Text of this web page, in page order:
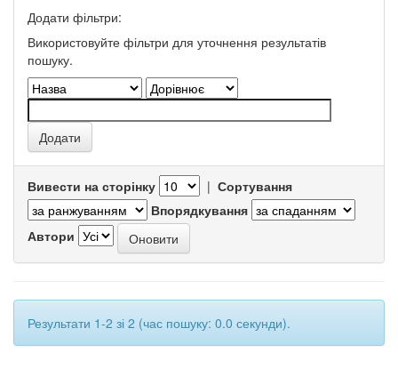
Додати фільтри:
Використовуйте фільтри для уточнення результатів
пошуку.
Вивести на сторінку | Сортування
Впорядкування
Автори
Результати 1-2 зі 2 (час пошуку: 0.0 секунди).